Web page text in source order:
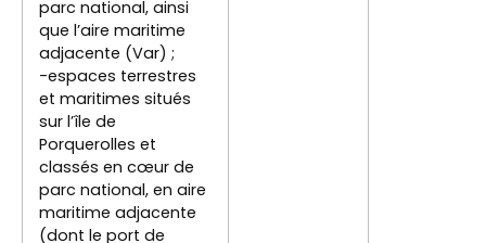
parc national, ainsi
que l’aire maritime
adjacente (Var) ;
-espaces terrestres
et maritimes situés
sur l’île de
Porquerolles et
classés en cœur de
parc national, en aire
maritime adjacente
(dont le port de